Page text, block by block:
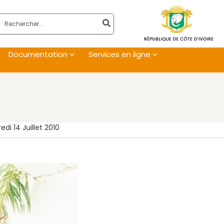
Documentation Services en ligne
14 Juillet 2010